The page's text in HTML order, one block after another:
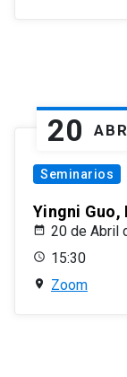
20 ABR
Seminarios
Yingni
20 de Abril
15:30
Zoom